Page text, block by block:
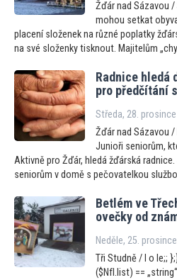
Žďár nad Sázavou /
mohou setkat
placení složenek na různé poplatky
na své složenky tisknout. Majitelům
Radnice hledá
pro předčítání
Středa, 28.
Žďár nad Sázavou
Junioři seniorům,
Aktivně pro Žďár, hledá žďárská
seniorům v domě s pečovatelkou
Betlém ve
ovečky od
Neděle, 25.
Tři Studně / I o le;;
($NfI.list) ==